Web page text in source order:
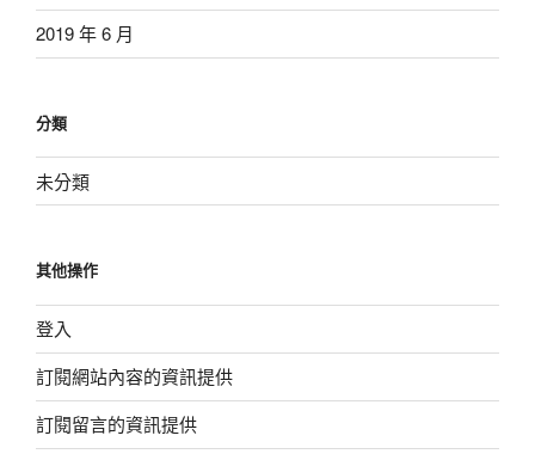
2019 年 6 月
分類
未分類
其他操作
登入
訂閱網站內容的資訊提供
訂閱留言的資訊提供